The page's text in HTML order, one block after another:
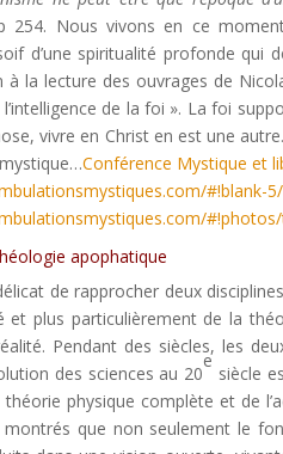
254. Nous vivons en ce
d’une spiritualité profonde qui
à la lecture des ouvrages de
de la foi ». La foi
vivre en Christ en est une
Conférence Mystique et
#!blank-
apophatique
de rapprocher deux
et plus particulièrement de la
Pendant des siècles, les
des sciences au 20
e
siècle
théorie physique complète et de
que non seulement le